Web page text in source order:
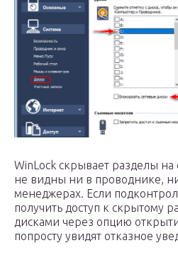
WinLock скрывает разделы
не видны ни в проводнике,
менеджерах. Если
получить доступ к скрытому
дисками через опцию
попросту увидят отказное